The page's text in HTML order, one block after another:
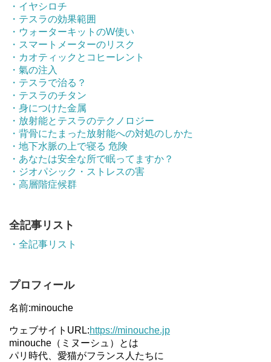
・イヤシロチ
・テスラの効果範囲
・ウォーターキットのW使い
・スマートメーターのリスク
・カオティックとコヒーレント
・氣の注入
・テスラで治る？
・テスラのチタン
・身につけた金属
・放射能とテスラのテクノロジー
・背骨にたまった放射能への対処のしかた
・地下水脈の上で寝る 危険
・あなたは安全な所で眠ってますか？
・ジオパシック・ストレスの害
・高層階症候群
全記事リスト
・全記事リスト
プロフィール
名前:minouche
ウェブサイトURL:https://minouche.jp
minouche（ミヌーシュ）とは
パリ時代、愛猫がフランス人たちに